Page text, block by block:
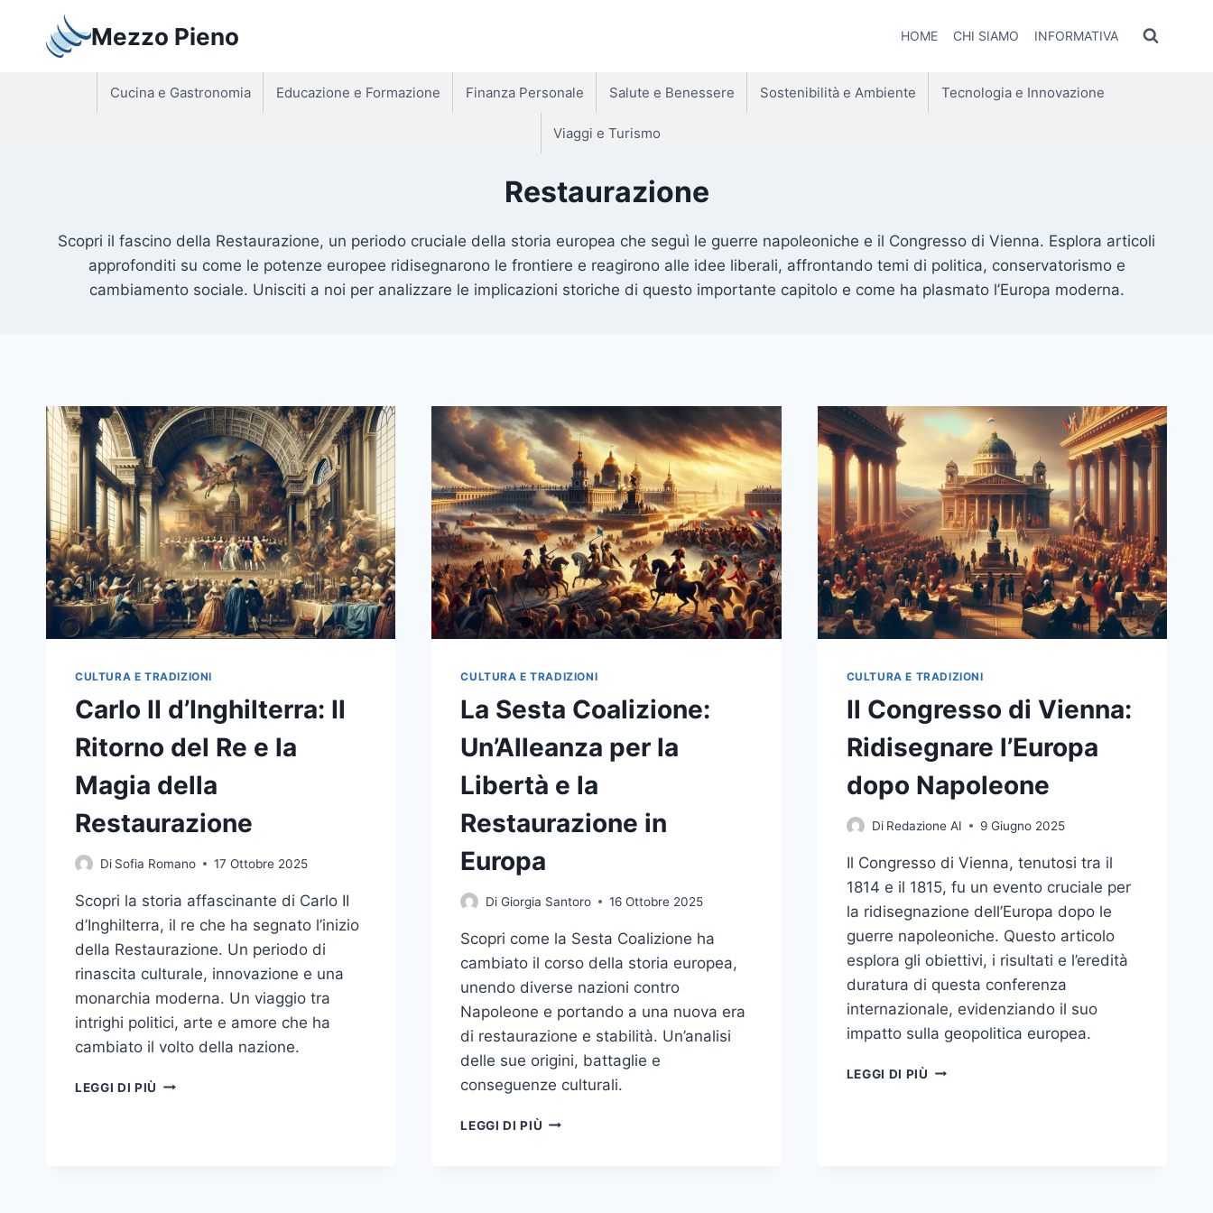
contenuto
Mezzo Pieno HOME CHI SIAMO INFORMATIVA
Cucina e Gastronomia Educazione e Formazione Finanza Personale Salute e Benessere Sostenibilità e Ambiente Tecnologia e Innovazione
Viaggi e Turismo
Restaurazione
Scopri il fascino della Restaurazione, un periodo cruciale della storia europea che seguì le guerre napoleoniche e il Congresso di Vienna. Esplora articoli
approfonditi su come le potenze europee ridisegnarono le frontiere e reagirono alle idee liberali, affrontando temi di politica, conservatorismo e
cambiamento sociale. Unisciti a noi per analizzare le implicazioni storiche di questo importante capitolo e come ha plasmato l’Europa moderna.
CULTURA E TRADIZIONI
Carlo II d’Inghilterra: Il
Ritorno del Re e la
Magia della
Restaurazione
Di Sofia Romano 17 Ottobre 2025
Scopri la storia affascinante di Carlo II
d’Inghilterra, il re che ha segnato l’inizio
della Restaurazione. Un periodo di
rinascita culturale, innovazione e una
monarchia moderna. Un viaggio tra
intrighi politici, arte e amore che ha
cambiato il volto della nazione.
LEGGI DI PIÙ CARLO
CULTURA E TRADIZIONI
La Sesta Coalizione:
Un’Alleanza per la
Libertà e la
Restaurazione in
Europa
Di Giorgia Santoro 16 Ottobre 2025
Scopri come la Sesta Coalizione ha
cambiato il corso della storia europea,
unendo diverse nazioni contro
Napoleone e portando a una nuova era
di restaurazione e stabilità. Un’analisi
delle sue origini, battaglie e
conseguenze culturali.
LEGGI DI PIÙ LA
CULTURA E TRADIZIONI
Il Congresso di Vienna:
Ridisegnare l’Europa
dopo Napoleone
Di Redazione AI 9 Giugno 2025
Il Congresso di Vienna, tenutosi tra il
1814 e il 1815, fu un evento cruciale per
la ridisegnazione dell’Europa dopo le
guerre napoleoniche. Questo articolo
esplora gli obiettivi, i risultati e l’eredità
duratura di questa conferenza
internazionale, evidenziando il suo
impatto sulla geopolitica europea.
LEGGI DI PIÙ IL